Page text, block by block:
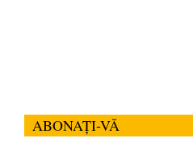
ABONAȚI-VĂ